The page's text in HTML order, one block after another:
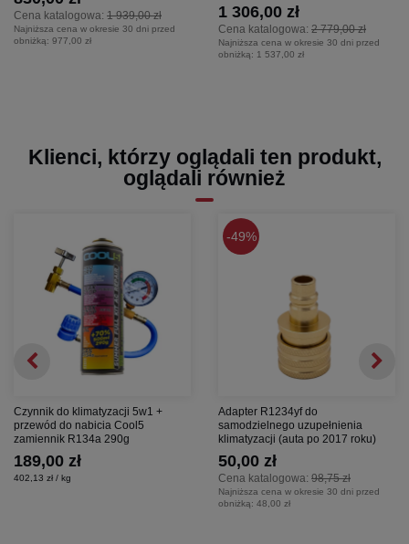
Podręcznik użytkownika
Kabel zasilający
Samsung The Freestyle to wolność oglądania, która podąża za
Cena katalogowa: 1 939,00 zł
Najniższa cena w okresie 30 dni przed
obniżką: 977,00 zł
Cena katalogowa: 2 779,00 zł
1 306,00 zł
Najniższa cena w okresie 30 dni przed
obniżką: 1 537,00 zł
Klienci, którzy oglądali ten produkt,
oglądali również
Czynnik do klimatyzacji 5w1 +
przewód do nabicia Cool5
zamiennik R134a 290g
189,00 zł
402,13 zł / kg
49%
Adapter R1234yf do
samodzielnego uzupełnienia
klimatyzacji (auta po 2017 roku)
Cena katalogowa: 98,75 zł
50,00 zł
Najniższa cena w okresie 30 dni przed
obniżką: 48,00 zł